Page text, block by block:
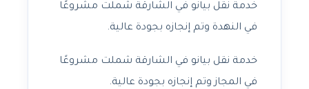
خدمة نقل بيانو في الشارقة شملت مشروعًا
في النهدة وتم إنجازه بجودة عالية.
خدمة نقل بيانو في الشارقة شملت مشروعًا
في المجاز وتم إنجازه بجودة عالية.